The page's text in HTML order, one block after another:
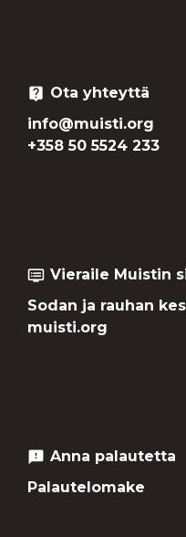
live_help Ota yhteyttä
info@muisti.org
+358 50 5524 233
dvr Vieraile Muistin
Sodan ja rauhan
muisti.org
feedback Anna palautetta
Palautelomake